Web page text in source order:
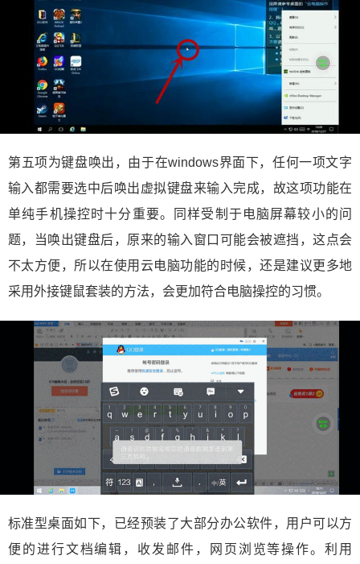
第五项为键盘唤出，由于在windows界面下，任何一项文字
输入都需要选中后唤出虚拟键盘来输入完成，故这项功能在
单纯手机操控时十分重要。同样受制于电脑屏幕较小的问
题，当唤出键盘后，原来的输入窗口可能会被遮挡，这点会
不太方便，所以在使用云电脑功能的时候，还是建议更多地
采用外接键鼠套装的方法，会更加符合电脑操控的习惯。
标准型桌面如下，已经预装了大部分办公软件，用户可以方
便的进行文档编辑，收发邮件，网页浏览等操作。利用